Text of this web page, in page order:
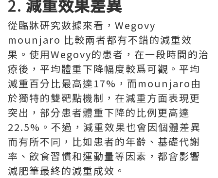
2. 減重效果差異
從臨牀研究數據來看，Wegovy
mounjaro 比較兩者都有不錯的減重效
果。使用Wegovy的患者，在一段時間的治
療後，平均體重下降幅度較爲可觀。平均
減重百分比最高達17%，而mounjaro由
於獨特的雙靶點機制，在減重方面表現更
突出，部分患者體重下降的比例更高達
22.5%。不過，減重效果也會因個體差異
而有所不同，比如患者的年齡、基礎代謝
率、飲食習慣和運動量等因素，都會影響
減肥筆最終的減重成效。